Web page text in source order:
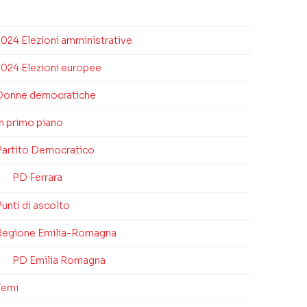
Elezioni amministrative
Elezioni europee
democratiche
primo piano
Democratico
PD Ferrara
di ascolto
Emilia-Romagna
PD Emilia Romagna